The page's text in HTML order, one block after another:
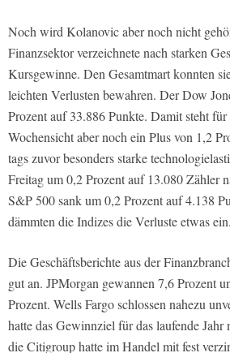
Noch wird Kolanovic aber noch nicht
Finanzsektor verzeichnete nach starken
Kursgewinne. Den Gesamtmart konnten
leichten Verlusten bewahren. Der Dow
Prozent auf 33.886 Punkte. Damit steht
Wochensicht aber noch ein Plus von 1,2
tags zuvor besonders starke
Freitag um 0,2 Prozent auf 13.080 Zähler
S&P 500 sank um 0,2 Prozent auf 4.138
dämmten die Indizes die Verluste etwas ein.
Die Geschäftsberichte aus der
gut an. JPMorgan gewannen 7,6 Prozent
Prozent. Wells Fargo schlossen nahezu
hatte das Gewinnziel für das laufende Jahr
die Citigroup hatte im Handel mit fest